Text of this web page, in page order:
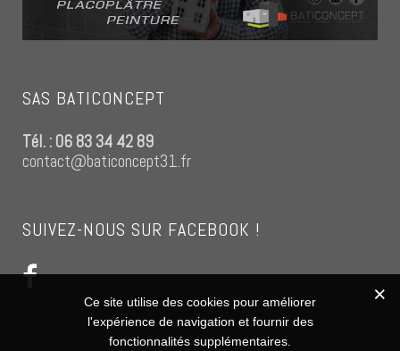
SAS BATICONCEPT
Tél. : 06 83 34 42 89
contact@baticoncept31.fr
SUIVEZ-NOUS SUR FACEBOOK !
Ce site utilise des cookies pour améliorer
l'expérience de navigation et fournir des
fonctionnalités supplémentaires.